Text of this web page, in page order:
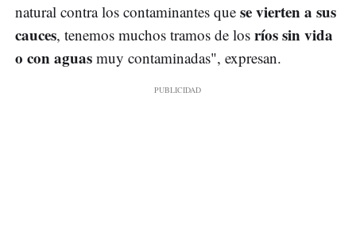
natural contra los contaminantes que se vierten a sus
cauces, tenemos muchos tramos de los ríos sin vida
o con aguas muy contaminadas", expresan.